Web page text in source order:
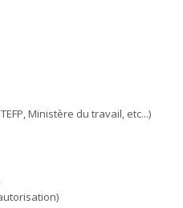
Ministère du travail, etc...)